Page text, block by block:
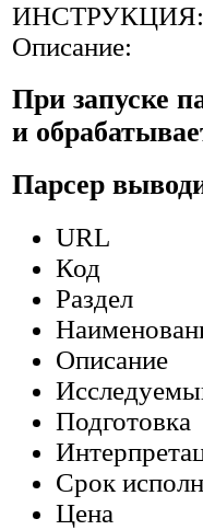
ИНСТРУКЦИЯ:
Описание:
При запуске
и
Парсер
URL
Код
Раздел
Описание
Подготовка
Срок
Цена